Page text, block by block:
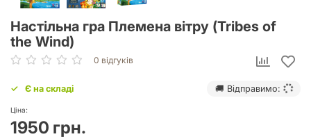
Настільна гра Племена вітру (Tribes of
the Wind)
0 відгуків
Є на складі 🚚 Відправимо:
Ціна:
1950 грн.